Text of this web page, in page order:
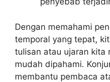
Dengan memahami
temporal yang tepat,
tulisan atau ujaran kita
mudah dipahami.
membantu pembaca